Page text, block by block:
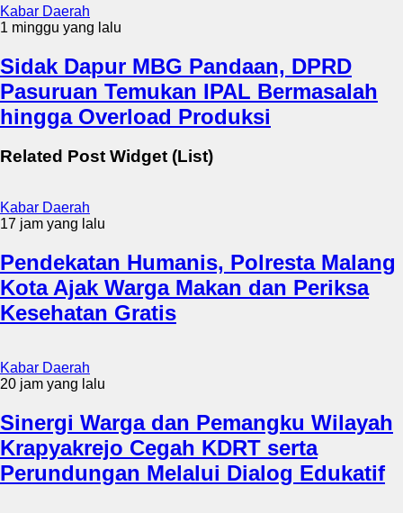
Kabar Daerah
1 minggu yang lalu
Sidak Dapur MBG Pandaan, DPRD
Pasuruan Temukan IPAL Bermasalah
hingga Overload Produksi
Related Post Widget (List)
Kabar Daerah
17 jam yang lalu
Pendekatan Humanis, Polresta Malang
Kota Ajak Warga Makan dan Periksa
Kesehatan Gratis
Kabar Daerah
20 jam yang lalu
Sinergi Warga dan Pemangku Wilayah
Krapyakrejo Cegah KDRT serta
Perundungan Melalui Dialog Edukatif